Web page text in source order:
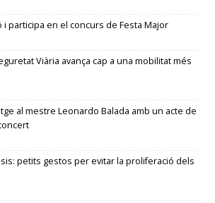
participa en el concurs de Festa Major
Viària avança cap a una mobilitat més
al mestre Leonardo Balada amb un acte de
petits gestos per evitar la proliferació dels